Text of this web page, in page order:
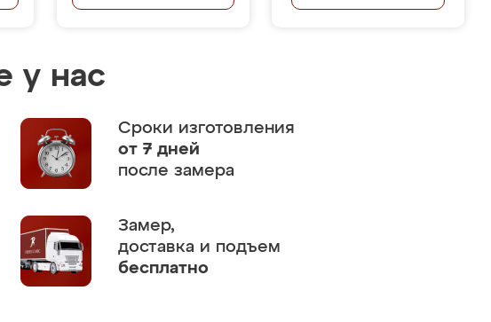
у нас
Сроки изготовления
от 7 дней
после замера
Замер,
доставка и подъем
бесплатно